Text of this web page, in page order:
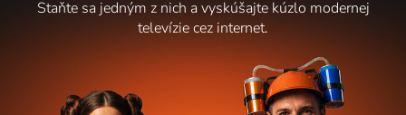
Staňte sa jedným z nich a vyskúšajte kúzlo modernej
televízie cez internet.